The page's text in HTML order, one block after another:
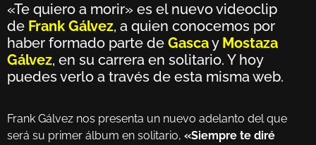
«Te quiero a morir» es el nuevo videoclip
de Frank Gálvez, a quien conocemos por
haber formado parte de Gascay Mostaza
Gálvez, en su carrera en solitario. Y hoy
puedes verlo a través de esta misma web.
Frank Gálvez nos presenta un nuevo adelanto del que
será su primer álbum en solitario, «Siempre te diré